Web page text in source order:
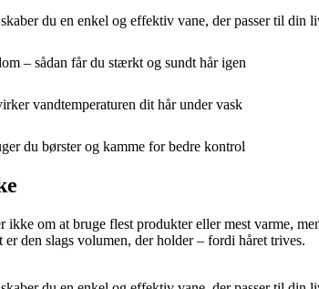
du en enkel og effektiv vane, der passer til din
– sådan får du stærkt og sundt hår igen
vandtemperaturen dit hår under vask
du børster og kamme for bedre kontrol
om at bruge flest produkter eller mest varme,
den slags volumen, der holder – fordi håret trives.